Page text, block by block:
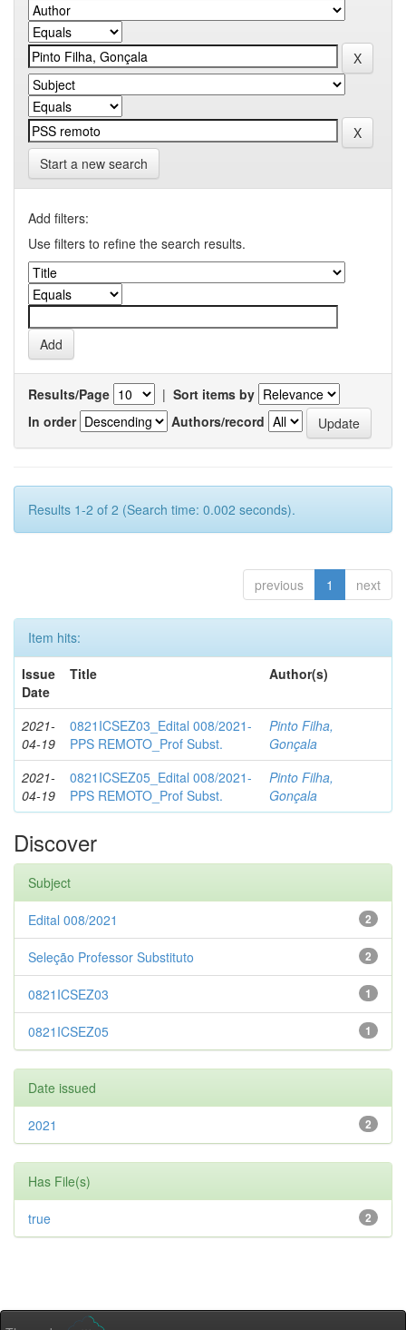
Start a new search
Add filters:
Use filters to refine the search results.
Results/Page | Sort items by
In order
Authors/record
Results 1-2 of 2 (Search time: 0.002 seconds).
previous 1 next
Item hits:
Issue
Date
Title Author(s)
2021-
04-19
0821ICSEZ03_Edital 008/2021-
PPS REMOTO_Prof Subst.
Pinto Filha,
Gonçala
2021-
04-19
0821ICSEZ05_Edital 008/2021-
PPS REMOTO_Prof Subst.
Pinto Filha,
Gonçala
Discover
Subject
2
Edital 008/2021
2
Seleção Professor Substituto
1
0821ICSEZ03
1
0821ICSEZ05
Date issued
2
2021
Has File(s)
2
true